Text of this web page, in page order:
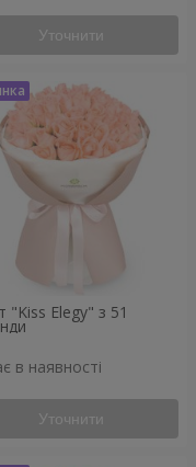
Уточнити
"Kiss Elegy" з 51
в наявності
Уточнити